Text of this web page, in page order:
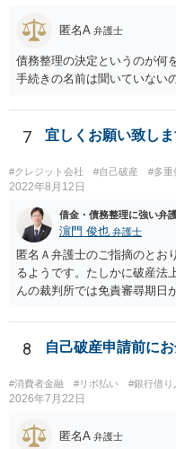
匿名A 弁護士
債務整理の決定というのが何
手続きの名前は聞いていない
7 宜しくお願い致し
#クレジット会社 #自己破産 #多重
2022年8月12日
借金・債務整理に強い弁
濵門 俊也 弁護士
匿名Ａ弁護士のご指摘のとお
るようです。たしかに破産法
んの裁判所では免責審尋期日
8 自己破産申請前に
#消費者金融 #リボ払い #銀行借り
2026年7月22日
匿名A 弁護士